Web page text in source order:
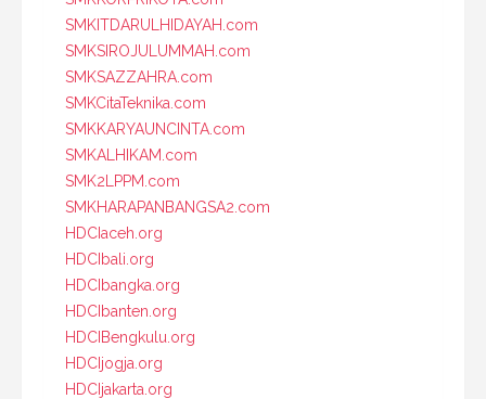
SMKITDARULHIDAYAH.com
SMKSIROJULUMMAH.com
SMKSAZZAHRA.com
SMKCitaTeknika.com
SMKKARYAUNCINTA.com
SMKALHIKAM.com
SMK2LPPM.com
SMKHARAPANBANGSA2.com
HDCIaceh.org
HDCIbali.org
HDCIbangka.org
HDCIbanten.org
HDCIBengkulu.org
HDCIjogja.org
HDCIjakarta.org